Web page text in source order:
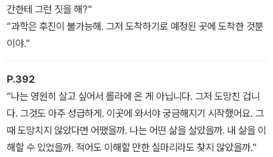
가히 벤야민적 아케이드이다. 미래 인류의 가상 극장을 연상시키는
롤라에서 우리는 무엇을 욕망하게 되는가. 인간의 욕망이 교합하고
충돌할 때, 우리에게 남는 최후의 욕망은 무엇일까? 소설은 꽉 닫힌
아케이드의 한쪽 문을 열어 독자를 빠져나가게 한다.
간한테 그런 짓을 해?”
“과학은 후진이 불가능해. 그저 도착하기로 예정된 곳에 도착한 것뿐
이야.”
P.392
“나는 영원히 살고 싶어서 롤라에 온 게 아닙니다. 그저 도망친 겁니
다. 그것도 아주 성급하게. 이곳에 와서야 궁금해지기 시작했어요. 그
때 도망치지 않았다면 어땠을까. 나는 어떤 삶을 살았을까. 내 삶을 이
해할 수 있었을까. 적어도 이해할 만한 실마리라도 찾지 않았을까.”